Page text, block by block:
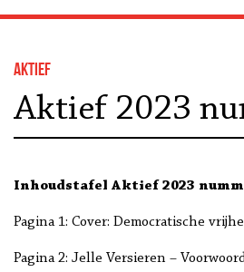
Steun ons
Aktief
Aktief 2023
Inhoudstafel Aktief 2023
Pagina 1: Cover: Democratische
Pagina 2: Jelle Versieren –